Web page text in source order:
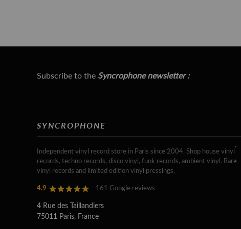
Subscribe to the Syncrophone newsletter :
SYNCROPHONE
Independent vinyl record store in Paris since 2004. Shop house vinyl
records, techno records, disco vinyl, funk records, ambient vinyl. Rare
vinyl records and limited edition vinyl pressings.
4.9 - 161 Google reviews
4 Rue des Taillandiers
75011 Paris, France